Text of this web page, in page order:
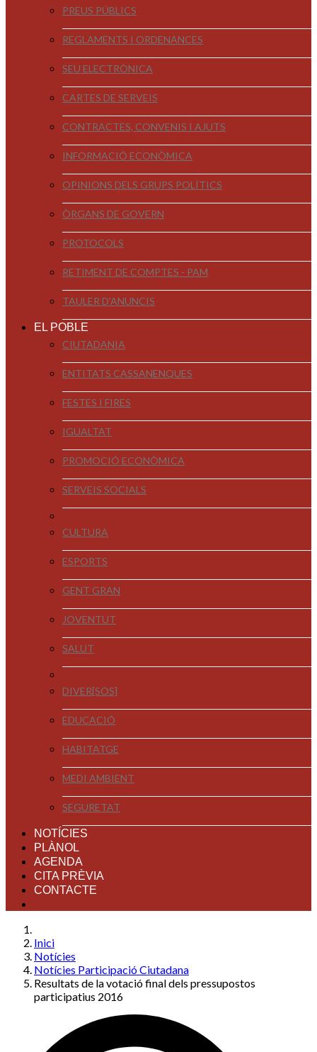
PREUS PÚBLICS
REGLAMENTS I ORDENANCES
SEU ELECTRÒNICA
CARTES DE SERVEIS
CONTRACTES, CONVENIS I AJUTS
INFORMACIÓ ECONÒMICA
OPINIONS DELS GRUPS POLÍTICS
ÒRGANS DE GOVERN
PROTOCOLS
RETIMENT DE COMPTES - PAM
TAULER D'ANUNCIS
EL POBLE
CIUTADANIA
ENTITATS CASSANENQUES
FESTES I FIRES
IGUALTAT
PROMOCIÓ ECONÒMICA
SERVEIS SOCIALS
CULTURA
ESPORTS
GENT GRAN
JOVENTUT
SALUT
DIVER[SOS]
EDUCACIÓ
HABITATGE
MEDI AMBIENT
SEGURETAT
NOTÍCIES
PLÀNOL
AGENDA
CITA PRÈVIA
CONTACTE
Inici
Notícies
Notícies Participació Ciutadana
Resultats de la votació final dels pressupostos
participatius 2016